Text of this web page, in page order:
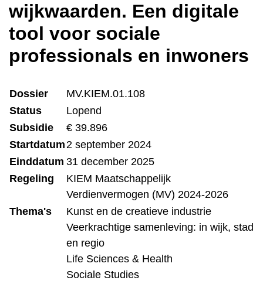
wijkwaarden. Een digitale
tool voor sociale
professionals en inwoners
Dossier
MV.KIEM.01.108
Status
Lopend
Subsidie
€ 39.896
Startdatum2 september 2024
Einddatum 31 december 2025
Regeling
KIEM Maatschappelijk
Verdienvermogen (MV) 2024-2026
Thema's
Kunst en de creatieve industrie
Veerkrachtige samenleving: in wijk, stad
en regio
Life Sciences & Health
Sociale Studies